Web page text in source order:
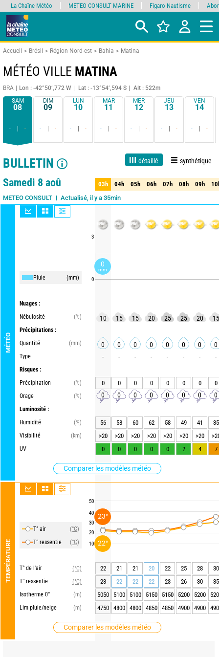
Accueil Brésil Région Nord-est Bahia Matina
MÉTÉO VILLE MATINA
BRA Lon : -42°50’,772 W Lat : -13°54’,594 S
Alt : 522m
SAM
08
- -
DIM
09
- -
LUN
10
- -
MAR
11
- -
MER
12
- -
JEU
13
- -
VEN
14
- -
BULLETIN détaillé synthétique
1 jour 3 jours 7 jours 15 jours Fiabilité 90%
Samedi 8 aoû
METEO CONSULT Actualisé, il y a 35min
MÉTÉO
Pluie (mm)
Nuages :
Nébulosité
(%)
Précipitations :
Quantité
(mm)
Type
Risques :
Précipitation
(%)
Orage
(%)
Luminosité :
Humidité
(%)
Visibilité
(km)
UV
Comparer les modèles météo
TEMPÉRATURE
T° air
(°C)
T° ressentie
(°C)
T° de l'air
(°C)
T° ressentie
(°C)
Isotherme 0°
(m)
Lim pluie/neige
(m)
Comparer les modèles météo
3
0
50
40
30
20
10
03h 04h 05h 06h 07h 08h 09h
03h 04h 05h 06h 07h 08h 09h
10 15 15 20 25 25 20 15
0 0 0 0 0 0 0 0
- - - - - - - -
0 0 0 0 0 0 0 0
0 0 0 0 0 0 0 0
56 58 60 62 58 49 41
35
>20
>20 >20 >20 >20 >20 >20
0
0 0 0 0 2 4 7
22 21 21 20 22 25 28
30
23
22 22 22 23 26 30
35
5050
5100 5100 5150 5150 5200 5200
4750
4800 4800 4850 4850 4900 4900
La Chaîne Météo METEO CONSULT MARINE Figaro Nautisme
0
mm
22°
23°